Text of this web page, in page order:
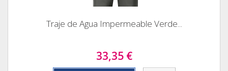
Traje de Agua Impermeable Verde...
33,35 €